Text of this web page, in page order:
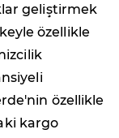
geliştirmek
özellikle
özellikle
kargo